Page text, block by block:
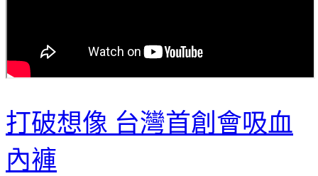
打破想像 台灣首創會吸血
內褲